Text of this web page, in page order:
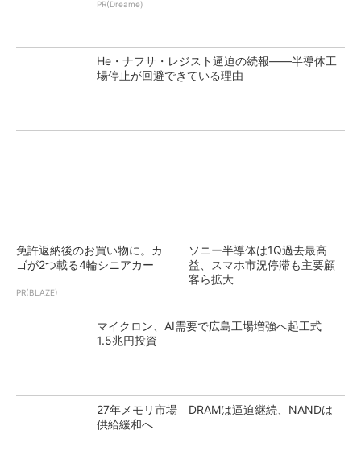
PR(Dreame)
He・ナフサ・レジスト逼迫の続報――半導体工
場停止が回避できている理由
免許返納後のお買い物に。カ
ゴが2つ載る4輪シニアカー
PR(BLAZE)
ソニー半導体は1Q過去最高
益、スマホ市況停滞も主要顧
客ら拡大
マイクロン、AI需要で広島工場増強へ起工式
1.5兆円投資
27年メモリ市場 DRAMは逼迫継続、NANDは
供給緩和へ